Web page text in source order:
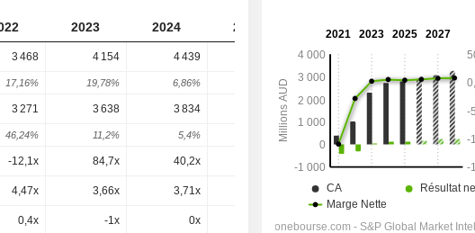
2023 2024 2025 2026 2027
3 468 4 154 4 439 2 788
17,16% 19,78% 6,86% -39,05% 3,04% -
3 271 3 638 3 834 2 213 2 411 2 423
46,24% 11,2% 5,4% -42,27% 8,95% 0,47%
-12,1x 84,7x 40,2x 17,2x 12,1x
4,47x 3,66x 3,71x 2,31x 2,11x
0,4x -1x 0x 0,3x 0,3x